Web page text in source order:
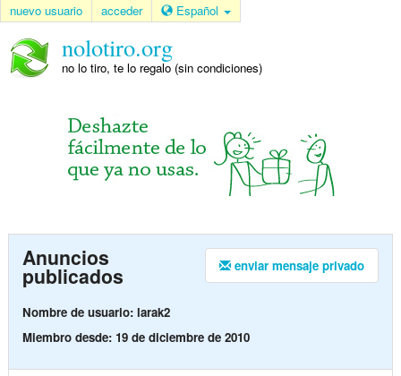
nuevo usuario acceder Español
nolotiro.org
no lo tiro, te lo regalo (sin condiciones)
enviar mensaje privado
Anuncios
publicados
Nombre de usuario: larak2
Miembro desde: 19 de diciembre de 2010